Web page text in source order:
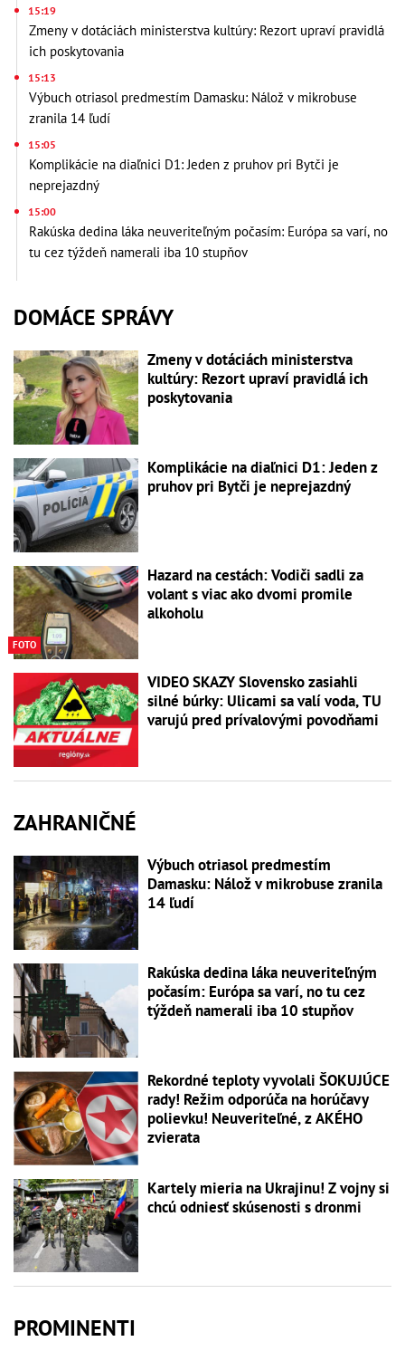
15:19
Zmeny v dotáciách ministerstva kultúry: Rezort upraví pravidlá
ich poskytovania
15:13
Výbuch otriasol predmestím Damasku: Nálož v mikrobuse
zranila 14 ľudí
15:05
Komplikácie na diaľnici D1: Jeden z pruhov pri Bytči je
neprejazdný
15:00
Rakúska dedina láka neuveriteľným počasím: Európa sa varí, no
tu cez týždeň namerali iba 10 stupňov
DOMÁCE SPRÁVY
Zmeny v dotáciách ministerstva
kultúry: Rezort upraví pravidlá ich
poskytovania
Komplikácie na diaľnici D1: Jeden z
pruhov pri Bytči je neprejazdný
FOTO
Hazard na cestách: Vodiči sadli za
volant s viac ako dvomi promile
alkoholu
VIDEO SKAZY Slovensko zasiahli
silné búrky: Ulicami sa valí voda, TU
varujú pred prívalovými povodňami
ZAHRANIČNÉ
Výbuch otriasol predmestím
Damasku: Nálož v mikrobuse zranila
14 ľudí
Rakúska dedina láka neuveriteľným
počasím: Európa sa varí, no tu cez
týždeň namerali iba 10 stupňov
Rekordné teploty vyvolali ŠOKUJÚCE
rady! Režim odporúča na horúčavy
polievku! Neuveriteľné, z AKÉHO
zvierata
Kartely mieria na Ukrajinu! Z vojny si
chcú odniesť skúsenosti s dronmi
PROMINENTI